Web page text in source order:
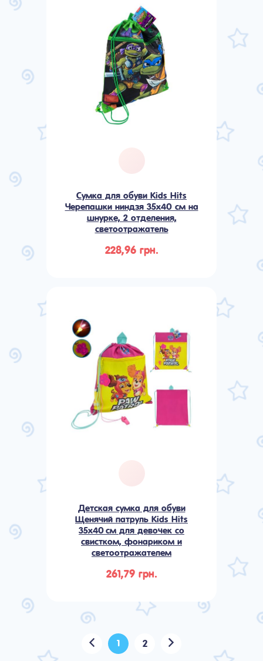
Сумка для обуви Kids Hits
Черепашки ниндзя 35х40 см на
шнурке, 2 отделения,
светоотражатель
228,96 грн.
Детская сумка для обуви
Щенячий патруль Kids Hits
35x40 см для девочек со
свистком, фонариком и
светоотражателем
261,79 грн.
1 2